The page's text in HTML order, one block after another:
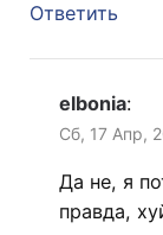
Ответить
elbonia:
Сб, 17 Апр,
Да не, я
правда,